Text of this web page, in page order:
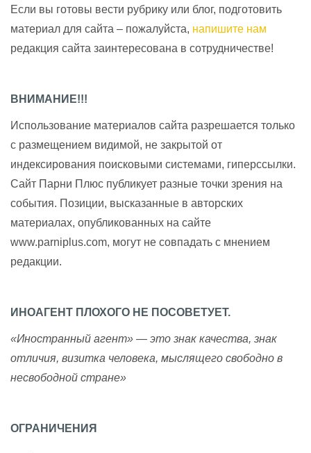
Если вы готовы вести рубрику или блог, подготовить
материал для сайта – пожалуйста, напишите нам
редакция сайта заинтересована в сотрудничестве!
ВНИМАНИЕ!!!
Использование материалов сайта разрешается только
с размещением видимой, не закрытой от
индексирования поисковыми системами, гиперссылки.
Сайт Парни Плюс публикует разные точки зрения на
события. Позиции, высказанные в авторских
материалах, опубликованных на сайте
www.parniplus.com, могут не совпадать с мнением
редакции.
ИНОАГЕНТ ПЛОХОГО НЕ ПОСОВЕТУЕТ.
«Иностранный агент» — это знак качества, знак
отличия, визитка человека, мыслящего свободно в
несвободной стране»
ОГРАНИЧЕНИЯ